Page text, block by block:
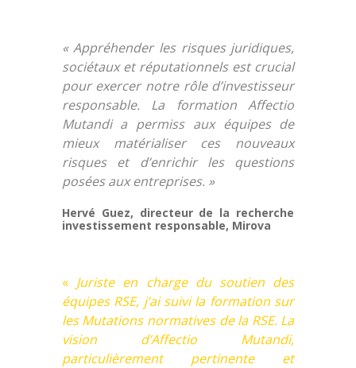
« Appréhender les risques juridiques,
sociétaux et réputationnels est crucial
pour exercer notre rôle d’investisseur
responsable. La formation Affectio
Mutandi a permiss aux équipes de
mieux matérialiser ces nouveaux
risques et d’enrichir les questions
posées aux entreprises. »
Hervé Guez, directeur de la recherche
investissement responsable, Mirova
« Juriste en charge du soutien des
équipes RSE, j’ai suivi la formation sur
les Mutations normatives de la RSE. La
vision d’Affectio Mutandi,
particulièrement pertinente et